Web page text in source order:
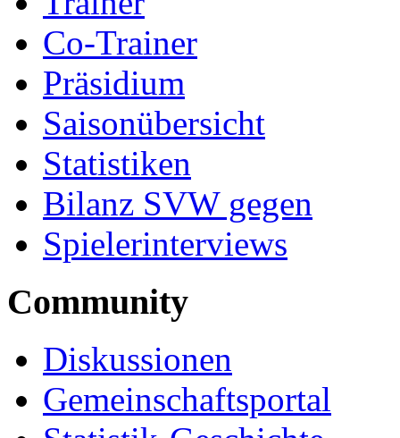
Co-Trainer
Präsidium
Saisonübersicht
Statistiken
Bilanz SVW gegen
Spielerinterviews
Community
Diskussionen
Gemeinschaftsportal